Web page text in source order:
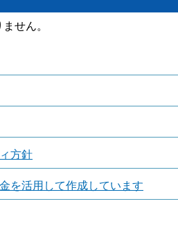
せん。
方針
を活用して作成しています